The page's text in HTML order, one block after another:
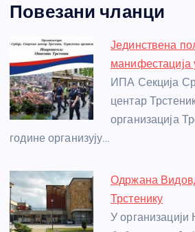
c
e
b
o
o
k
ss
e
n
g
er
itt
er
er at
s
A
p
p
a
g
e
Повезани чланци
Јединствена
манифестација
ИПА Секција
центар
организација
године организују…
Одржана
Трстенику
У организацији